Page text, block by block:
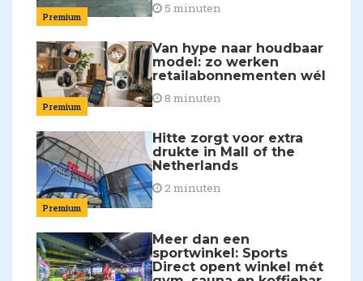
Premium
5 minuten
Premium
Van hype naar houdbaar
model: zo werken
retailabonnementen wél
8 minuten
Premium
Hitte zorgt voor extra
drukte in Mall of the
Netherlands
2 minuten
Meer dan een
sportwinkel: Sports
Direct opent winkel mét